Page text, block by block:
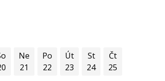
Ne
21
Po
22
Út
23
St
24
Čt
25